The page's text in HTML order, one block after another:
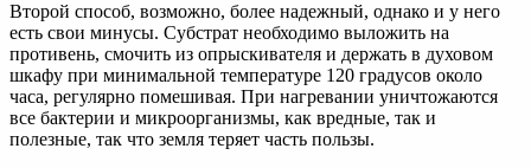
Второй способ, возможно, более надежный, однако и у него
есть свои минусы. Субстрат необходимо выложить на
противень, смочить из опрыскивателя и держать в духовом
шкафу при минимальной температуре 120 градусов около
часа, регулярно помешивая. При нагревании уничтожаются
все бактерии и микроорганизмы, как вредные, так и
полезные, так что земля теряет часть пользы.